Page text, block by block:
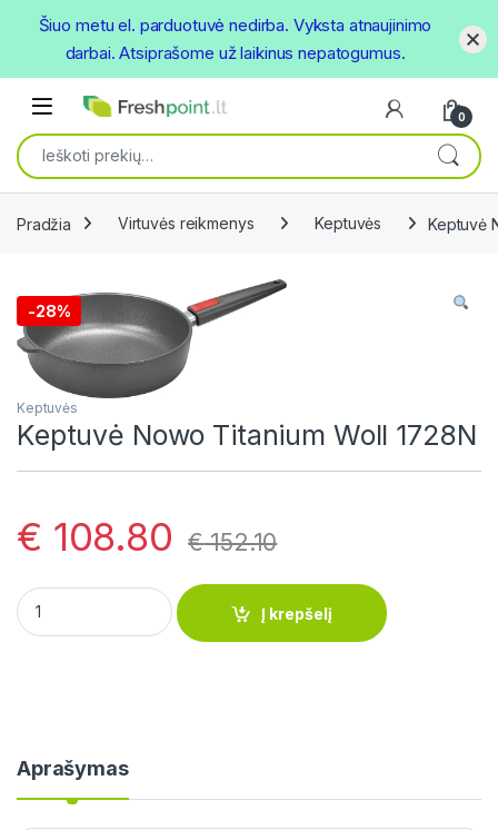
Open
0
Ieškoti:
Pradžia Virtuvės reikmenys Keptuvės Keptuvė
-28%
Keptuvės
Keptuvė Nowo Titanium Woll 1728N
€ 108.80 €152.10
Keptuvė Nowo Titanium Woll 1728N quantity
Į krepšelį
Aprašymas
Šiuo metu el. parduotuvė nedirba. Vyksta atnaujinimo
darbai. Atsiprašome už laikinus nepatogumus.